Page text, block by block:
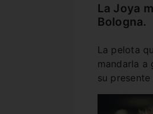
La Joya
Bologna.
La pelota
mandarla a
su